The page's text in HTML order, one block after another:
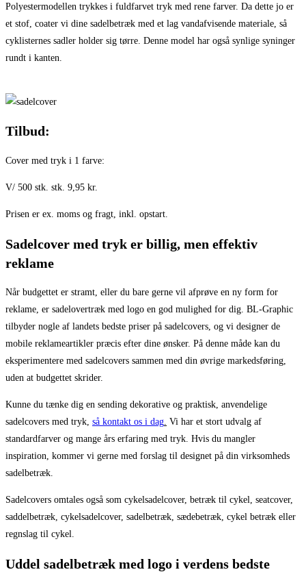
Polyestermodellen trykkes i fuldfarvet tryk med rene farver. Da dette jo er
et stof, coater vi dine sadelbetræk med et lag vandafvisende materiale, så
cyklisternes sadler holder sig tørre. Denne model har også synlige syninger
rundt i kanten.
Tilbud:
Cover med tryk i 1 farve:
V/ 500 stk. stk. 9,95 kr.
Prisen er ex. moms og fragt, inkl. opstart.
Sadelcover med tryk er billig, men effektiv
reklame
Når budgettet er stramt, eller du bare gerne vil afprøve en ny form for
reklame, er sadelovertræk med logo en god mulighed for dig. BL-Graphic
tilbyder nogle af landets bedste priser på sadelcovers, og vi designer de
mobile reklameartikler præcis efter dine ønsker. På denne måde kan du
eksperimentere med sadelcovers sammen med din øvrige markedsføring,
uden at budgettet skrider.
Kunne du tænke dig en sending dekorative og praktisk, anvendelige
sadelcovers med tryk, så kontakt os i dag. Vi har et stort udvalg af
standardfarver og mange års erfaring med tryk. Hvis du mangler
inspiration, kommer vi gerne med forslag til designet på din virksomheds
sadelbetræk.
Sadelcovers omtales også som cykelsadelcover, betræk til cykel, seatcover,
saddelbetræk, cykelsadelcover, sadelbetræk, sædebetræk, cykel betræk eller
regnslag til cykel.
Uddel sadelbetræk med logo i verdens bedste